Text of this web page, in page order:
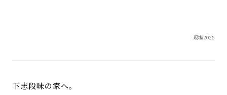
現場2025
下志段味の家へ。